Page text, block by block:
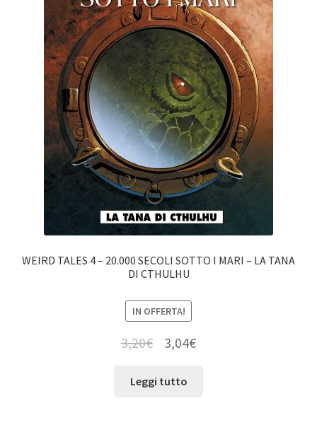
WEIRD TALES 4 – 20.000 SECOLI SOTTO I MARI – LA TANA
DI CTHULHU
IN OFFERTA!
3,20€ 3,04€
Leggi tutto